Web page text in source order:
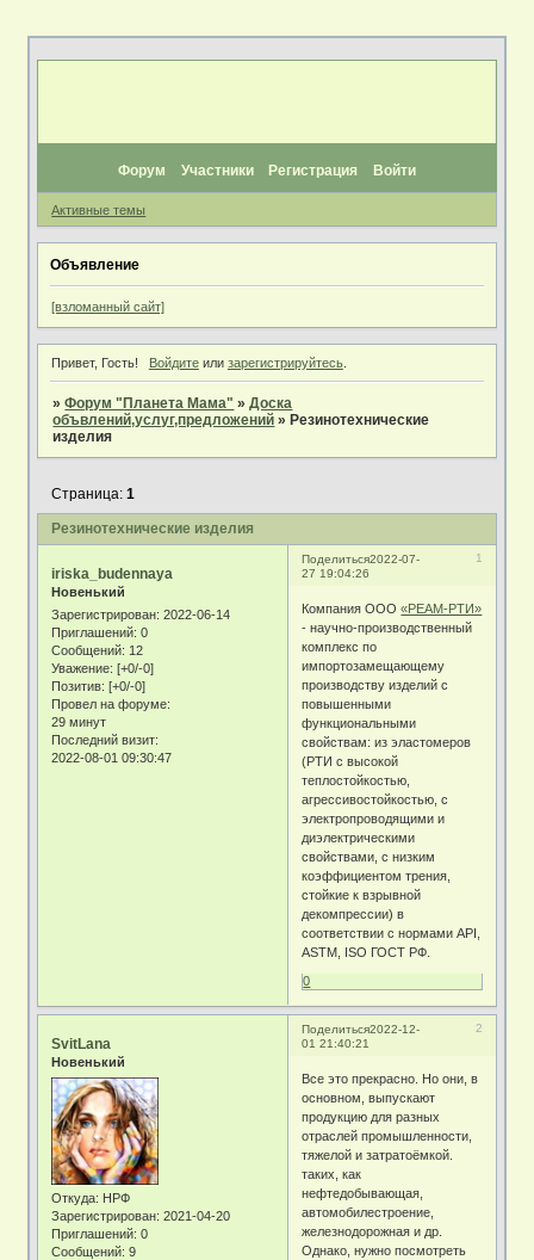
Форум Участники Регистрация Войти
Активные темы
Объявление
[взломанный сайт]
Привет, Гость! Войдитеили зарегистрируйтесь.
»Форум "Планета Мама" »Доска
объвлений,услуг,предложений »Резинотехнические
изделия
Резинотехнические изделия
Страница:1
Поделиться 1
2022-07-
27 19:04:26
iriska_budennaya
Новенький
Зарегистрирован: 2022-06-14
Приглашений: 0
Сообщений: 12
Уважение: [+0/-0]
Позитив: [+0/-0]
Провел на форуме:
29 минут
Последний визит:
2022-08-01 09:30:47
Компания ООО«РЕАМ-РТИ»
- научно-производственный
комплекс по
импортозамещающему
производству изделий с
повышенными
функциональными
свойствам: из эластомеров
(РТИ с высокой
теплостойкостью,
агрессивостойкостью, с
электропроводящими и
диэлектрическими
свойствами, с низким
коэффициентом трения,
стойкие к взрывной
декомпрессии) в
соответствии с нормами API,
ASTM, ISO ГОСТ РФ.
0
Поделиться 2
2022-12-
01 21:40:21
SvitLana
Новенький
Откуда: HРФ
Зарегистрирован: 2021-04-20
Приглашений: 0
Сообщений: 9
Все это прекрасно. Но они, в
основном, выпускают
продукцию для разных
отраслей промышленности,
тяжелой и затратоёмкой.
таких, как
нефтедобывающая,
автомобилестроение,
железнодорожная и др.
Однако, нужно посмотреть